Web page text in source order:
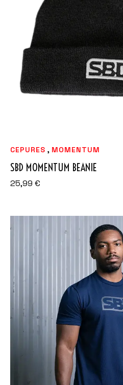
CEPURES , MOMENTUM
SBD MOMENTUM BEANIE
25,99 €